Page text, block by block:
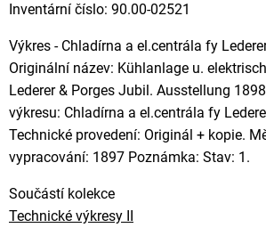
Inventární číslo: 90.00-02521
Výkres - Chladírna a el.centrála fy
Originální název: Kühlanlage u.
Lederer & Porges Jubil. Ausstellung
výkresu: Chladírna a el.centrála fy
Technické provedení: Originál + kopie.
vypracování: 1897 Poznámka: Stav: 1.
Součástí kolekce
Technické výkresy II